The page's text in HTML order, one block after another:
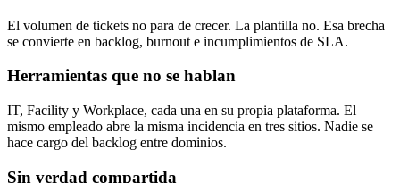
El volumen de tickets no para de crecer. La plantilla no. Esa brecha
se convierte en backlog, burnout e incumplimientos de SLA.
Herramientas que no se hablan
IT, Facility y Workplace, cada una en su propia plataforma. El
mismo empleado abre la misma incidencia en tres sitios. Nadie se
hace cargo del backlog entre dominios.
Sin verdad compartida